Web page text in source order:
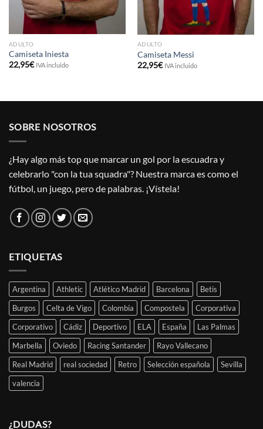
ADULTO
Camiseta Iniesta
22,95€ IVA incluido
ADULTO
Camiseta Messi
22,95€ IVA incluido
SOBRE NOSOTROS
¿Hay algo más top que marcar un gol por la escuadra y
celebrarlo "con la tua squadra"? Nuestra marca es como el
fútbol, un juego, pero de palabras. ¡Vístela!
ETIQUETAS
Argentina Athletic Atlético Madrid Barcelona
Betis
Burgos
Celta de Vigo Colombia Compostela
Corporativa
Corporativo
Cádiz Deportivo ELA España
Las Palmas
Marbella
Oviedo Racing Santander
Rayo Vallecano
Real Madrid
real sociedad Retro Selección española
Sevilla
valencia
¿DUDAS?